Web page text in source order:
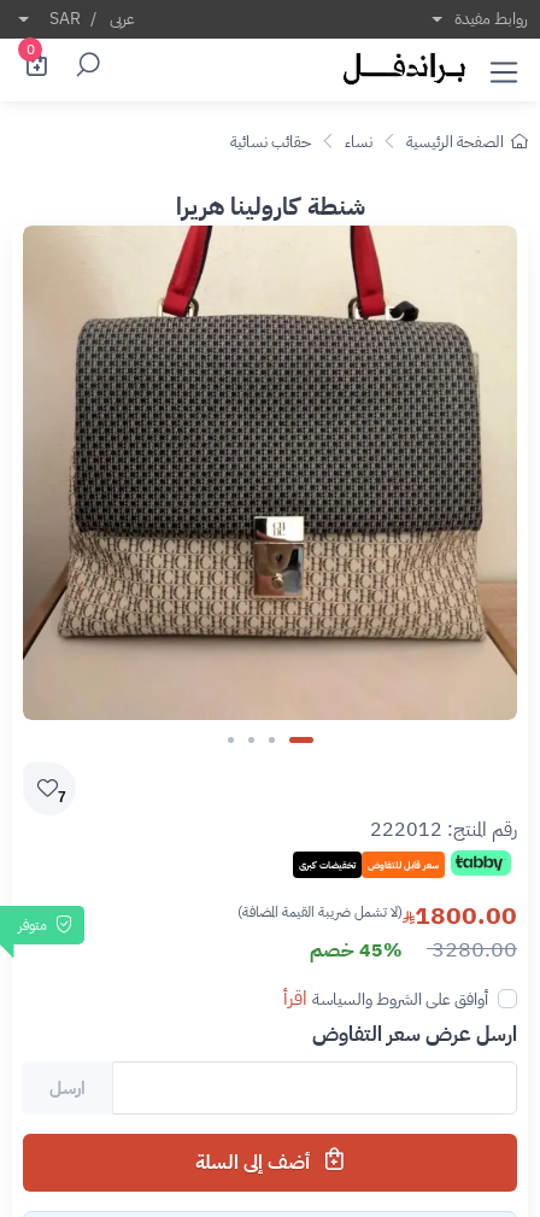
روابط مفيدة عربى /
SAR
0
الصفحة الرئيسية نساء حقائب نسائية
شنطة كارولينا هريرا
7
رقم المنتج: 222012
سعر قابل للتفاوض تخفيضات كبرى
متوفر 1800.00 (لا تشمل ضريبة القيمة المضافة)
3280.00 45% خصم
أوافق على الشروط والسياسة اقرأ
ارسل عرض سعر التفاوض
ارسل